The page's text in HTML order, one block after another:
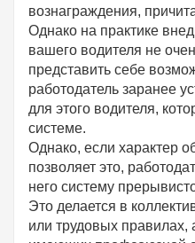
вознаграждения,
Однако на практике
вашего водителя не
представить себе
работодатель заранее
для этого водителя,
системе.
Однако, если характер
позволяет это,
него систему
Это делается в
или трудовых правилах,